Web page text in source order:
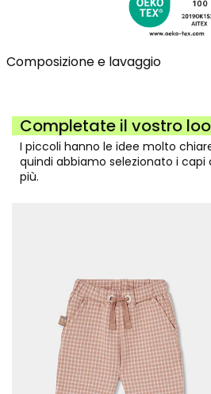
Composizione e lavaggio
Completate il vostro
I piccoli hanno le idee molto
quindi abbiamo selezionato i
più.